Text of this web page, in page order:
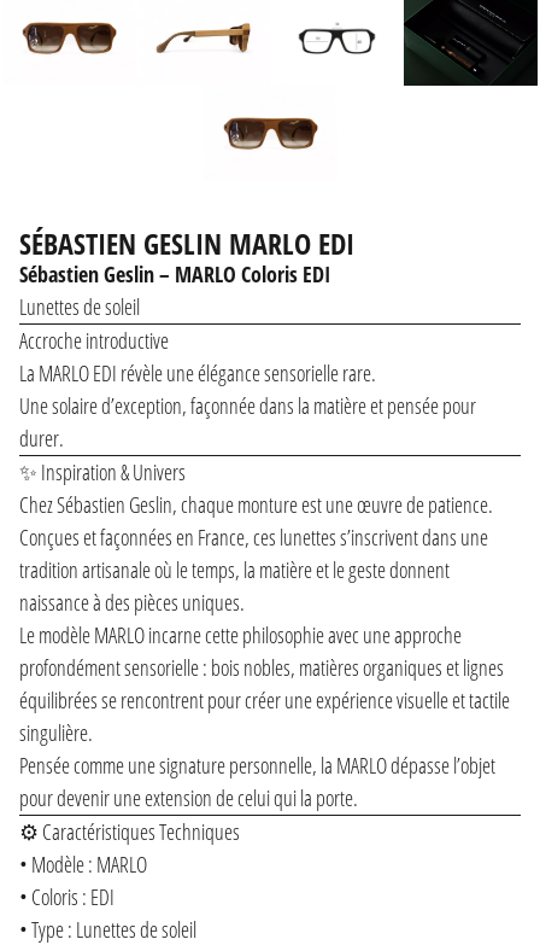
SÉBASTIEN GESLIN MARLO EDI
Sébastien Geslin – MARLO Coloris EDI
Lunettes de soleil
Accroche introductive
La MARLO EDI révèle une élégance sensorielle rare.
Une solaire d’exception, façonnée dans la matière et pensée pour
durer.
✨ Inspiration & Univers
Chez Sébastien Geslin, chaque monture est une œuvre de patience.
Conçues et façonnées en France, ces lunettes s’inscrivent dans une
tradition artisanale où le temps, la matière et le geste donnent
naissance à des pièces uniques.
Le modèle MARLO incarne cette philosophie avec une approche
profondément sensorielle : bois nobles, matières organiques et lignes
équilibrées se rencontrent pour créer une expérience visuelle et tactile
singulière.
Pensée comme une signature personnelle, la MARLO dépasse l’objet
pour devenir une extension de celui qui la porte.
⚙️ Caractéristiques Techniques
• Modèle : MARLO
• Coloris : EDI
• Type : Lunettes de soleil